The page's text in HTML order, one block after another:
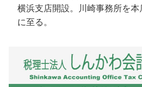
横浜支店開設。川崎事務所を
に至る。